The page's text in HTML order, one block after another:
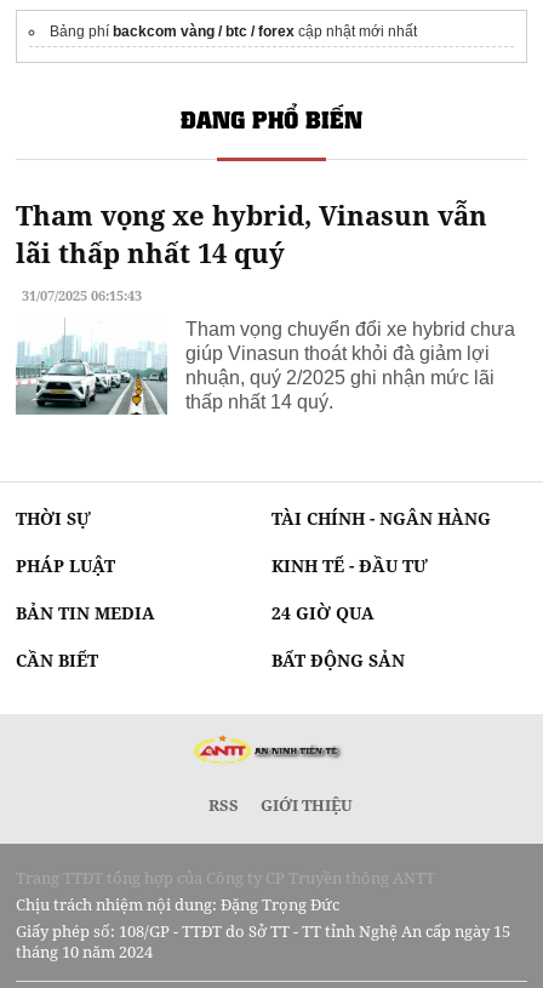
Bảng phí backcom vàng / btc / forex cập nhật mới nhất
ĐANG PHỔ BIẾN
Tham vọng xe hybrid, Vinasun vẫn
lãi thấp nhất 14 quý
31/07/2025 06:15:43
Tham vọng chuyển đổi xe hybrid chưa
giúp Vinasun thoát khỏi đà giảm lợi
nhuận, quý 2/2025 ghi nhận mức lãi
thấp nhất 14 quý.
THỜI SỰ TÀI CHÍNH - NGÂN HÀNG
PHÁP LUẬT KINH TẾ - ĐẦU TƯ
BẢN TIN MEDIA 24 GIỜ QUA
CẦN BIẾT BẤT ĐỘNG SẢN
RSS GIỚI THIỆU
Trang TTĐT tổng hợp của Công ty CP Truyền thông ANTT
Chịu trách nhiệm nội dung: Đặng Trọng Đức
Giấy phép số: 108/GP - TTĐT do Sở TT - TT tỉnh Nghệ An cấp ngày 15
tháng 10 năm 2024